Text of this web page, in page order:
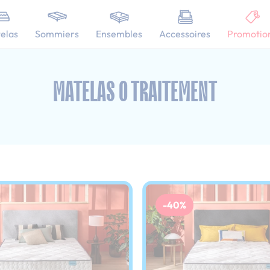
Sommiers Ensembles Accessoires
0 traitement : 23 cm
MATELAS 0 TRAITEMENT
-40%